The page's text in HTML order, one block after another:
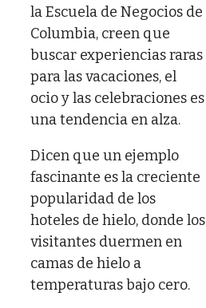
la Escuela de Negocios de
Columbia, creen que
buscar experiencias raras
para las vacaciones, el
ocio y las celebraciones es
una tendencia en alza.
Dicen que un ejemplo
fascinante es la creciente
popularidad de los
hoteles de hielo, donde los
visitantes duermen en
camas de hielo a
temperaturas bajo cero.